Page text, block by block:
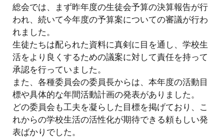
総会では、まず昨年度の生徒会予算の決算報告が行
われ、続いて今年度の予算案についての審議が行わ
れました。
生徒たちは配られた資料に真剣に目を通し、学校生
活をより良くするための議案に対して責任を持って
承認を行っていました。
また、各種委員会の委員長からは、本年度の活動目
標や具体的な年間活動計画の発表がありました。
どの委員会も工夫を凝らした目標を掲げており、こ
れからの学校生活の活性化が期待できる頼もしい発
表ばかりでした。